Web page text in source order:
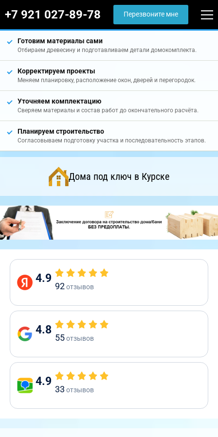
+7 921 027-89-78 Перезвоните мне
Готовим материалы сами
Отбираем древесину и подготавливаем детали домокомплекта.
Корректируем проекты
Меняем планировку, расположение окон, дверей и перегородок.
Уточняем комплектацию
Сверяем материалы и состав работ до окончательного расчёта.
Планируем строительство
Согласовываем подготовку участка и последовательность этапов.
Дома под ключ в Курске
4.9
92отзывов
4.8
55отзывов
4.9
33 отзывов